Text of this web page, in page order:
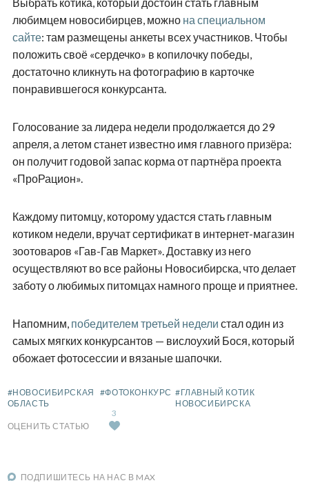
любимцем новосибирцев, можно на специальном
сайте: там размещены анкеты всех участников. Чтобы
положить своё «сердечко» в копилочку победы,
достаточно кликнуть на фотографию в карточке
понравившегося конкурсанта.
Голосование за лидера недели продолжается до 29
апреля, а летом станет известно имя главного призёра:
он получит годовой запас корма от партнёра проекта
«ПроРацион».
Каждому питомцу, которому удастся стать главным
котиком недели, вручат сертификат в интернет-магазин
зоотоваров «Гав-Гав Маркет». Доставку из него
осуществляют во все районы Новосибирска, что делает
заботу о любимых питомцах намного проще и приятнее.
Напомним, победителем третьей недели стал один из
самых мягких конкурсантов — вислоухий Бося, который
обожает фотосессии и вязаные шапочки.
#НОВОСИБИРСКАЯ
ОБЛАСТЬ
#ФОТОКОНКУРС #ГЛАВНЫЙ КОТИК
НОВОСИБИРСКА
ОЦЕНИТЬ СТАТЬЮ
3
ПОДПИШИТЕСЬ НА НАС В MAX